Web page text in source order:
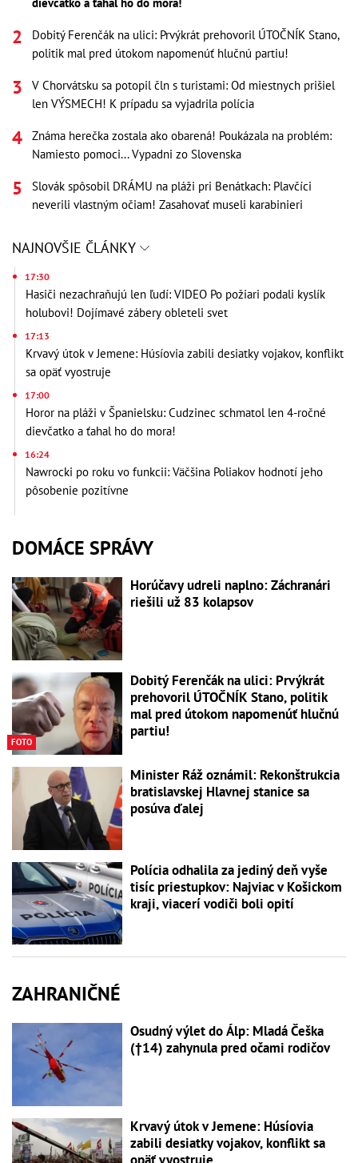
Dobitý Ferenčák na ulici: Prvýkrát prehovoril ÚTOČNÍK Stano,
politik mal pred útokom napomenúť hlučnú partiu!
V Chorvátsku sa potopil čln s turistami: Od miestnych prišiel
len VÝSMECH! K prípadu sa vyjadrila polícia
Známa herečka zostala ako obarená! Poukázala na problém:
Namiesto pomoci... Vypadni zo Slovenska
Slovák spôsobil DRÁMU na pláži pri Benátkach: Plavčíci
neverili vlastným očiam! Zasahovať museli karabinieri
NAJNOVŠIE ČLÁNKY
17:30
Hasiči nezachraňujú len ľudí: VIDEO Po požiari podali kyslík
holubovi! Dojímavé zábery obleteli svet
17:13
Krvavý útok v Jemene: Húsíovia zabili desiatky vojakov, konflikt
sa opäť vyostruje
17:00
Horor na pláži v Španielsku: Cudzinec schmatol len 4-ročné
dievčatko a ťahal ho do mora!
16:24
Nawrocki po roku vo funkcii: Väčšina Poliakov hodnotí jeho
pôsobenie pozitívne
DOMÁCE SPRÁVY
Horúčavy udreli naplno: Záchranári
riešili už 83 kolapsov
FOTO
Dobitý Ferenčák na ulici: Prvýkrát
prehovoril ÚTOČNÍK Stano, politik
mal pred útokom napomenúť hlučnú
partiu!
Minister Ráž oznámil: Rekonštrukcia
bratislavskej Hlavnej stanice sa
posúva ďalej
Polícia odhalila za jediný deň vyše
tisíc priestupkov: Najviac v Košickom
kraji, viacerí vodiči boli opití
ZAHRANIČNÉ
Osudný výlet do Álp: Mladá Češka
(†14) zahynula pred očami rodičov
Krvavý útok v Jemene: Húsíovia
zabili desiatky vojakov, konflikt sa